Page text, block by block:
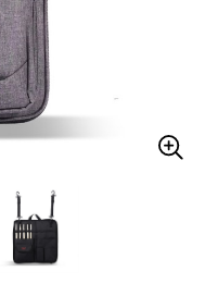
その他楽器
DTM